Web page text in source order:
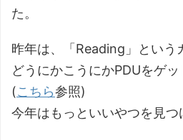
た。
昨年は、「Reading」という
どうにかこうにかPDUをゲ
(こちら参照)
今年はもっといいやつを見つ